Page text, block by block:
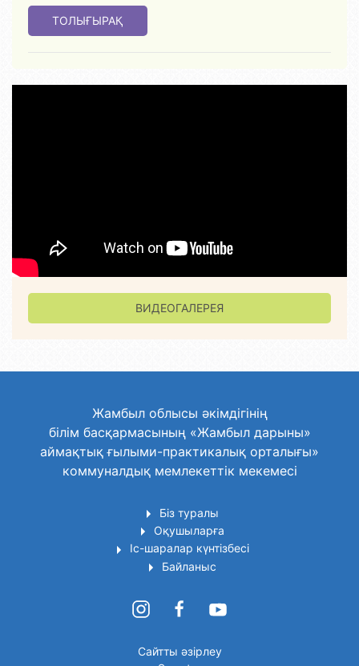
ТОЛЫҒЫРАҚ
ВИДЕОГАЛЕРЕЯ
Жамбыл облысы әкімдігінің
білім басқармасының «Жамбыл дарыны»
аймақтық ғылыми-практикалық орталығы»
коммуналдық мемлекеттік мекемесі
Біз туралы
Оқушыларға
Іс-шаралар күнтізбесі
Байланыс
Сайтты әзірлеу